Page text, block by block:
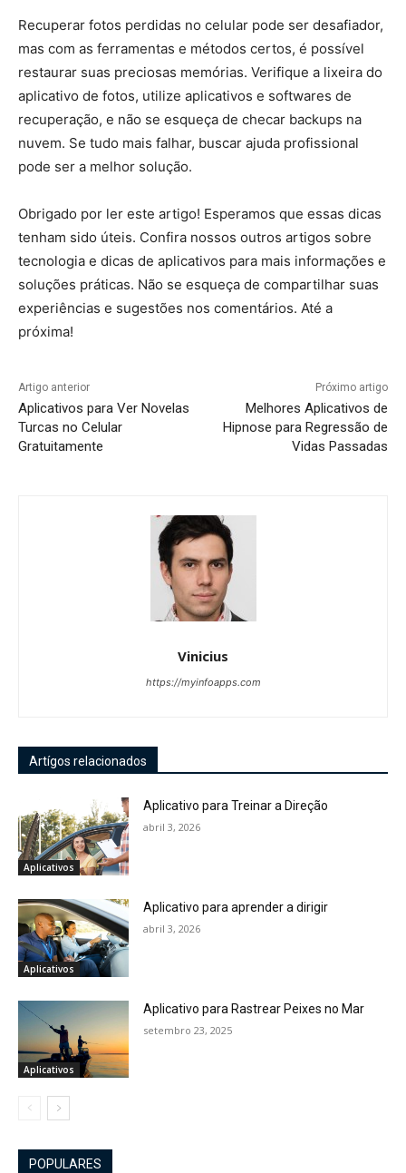
Recuperar fotos perdidas no celular pode ser desafiador,
mas com as ferramentas e métodos certos, é possível
restaurar suas preciosas memórias. Verifique a lixeira do
aplicativo de fotos, utilize aplicativos e softwares de
recuperação, e não se esqueça de checar backups na
nuvem. Se tudo mais falhar, buscar ajuda profissional
pode ser a melhor solução.
Obrigado por ler este artigo! Esperamos que essas dicas
tenham sido úteis. Confira nossos outros artigos sobre
tecnologia e dicas de aplicativos para mais informações e
soluções práticas. Não se esqueça de compartilhar suas
experiências e sugestões nos comentários. Até a
próxima!
Artigo anterior
Aplicativos para Ver Novelas
Turcas no Celular
Gratuitamente
Próximo artigo
Melhores Aplicativos de
Hipnose para Regressão de
Vidas Passadas
Vinicius
https://myinfoapps.com
Artígos relacionados
Aplicativos
Aplicativo para Treinar a Direção
abril 3, 2026
Aplicativos
Aplicativo para aprender a dirigir
abril 3, 2026
Aplicativos
Aplicativo para Rastrear Peixes no Mar
setembro 23, 2025
POPULARES